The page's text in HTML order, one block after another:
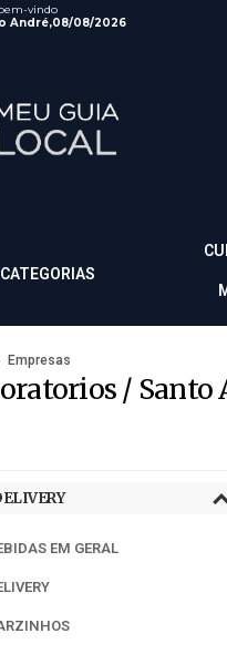
vindo
André,08/08/2026
Empresas
/ Santo
EM GERAL